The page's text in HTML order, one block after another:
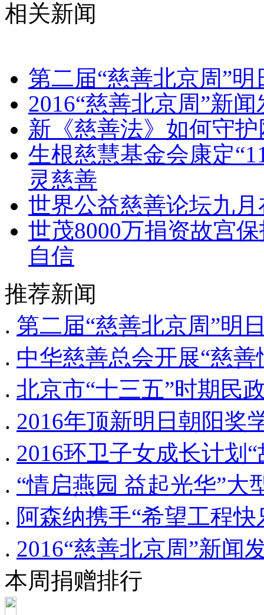
相关新闻
第二届“慈善北京周”
2016“慈善北京周”新
新《慈善法》如何守
生根慈慧基金会康定
灵慈善
世界公益慈善论坛九
世茂8000万捐资故宫
自信
推荐新闻
. 第二届“慈善北京周”明
. 中华慈善总会开展“慈
. 北京市“十三五”时期民
. 2016年顶新明日朝阳奖
. 2016环卫子女成长计划
. “情启燕园 益起光华”大
. 阿森纳携手“希望工程
. 2016“慈善北京周”新闻
本周捐赠排行